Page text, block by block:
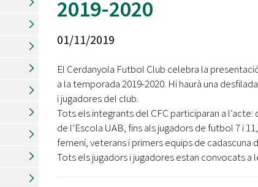
Oberta la convocatòria d'Ajuts per a
jove 2026
Cerdanyola opta a més de 5 milions
l'entorn de l'avinguda Catalunya
El FIT presenta el cartell de la seva 16a
tret de sortida al festival
L’Ajuntament reparteix ulleres gratuïtes
l'eclipsi solar
2019-2020
01/11/2019
El Cerdanyola Futbol Club celebra la
a la temporada 2019-2020. Hi haurà una
i jugadores del club.
Tots els integrants del CFC participaran a
de l’Escola UAB, fins als jugadors de futbol 7 i
femení, veterans i primers equips de cadascuna
Tots els jugadors i jugadores estan convocats a